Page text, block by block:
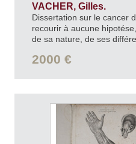
VACHER, Gilles.
Dissertation sur le cancer
recourir à aucune
de sa nature, de ses
ses causes, avec la
plusieurs faits de Pratique.
2000 €